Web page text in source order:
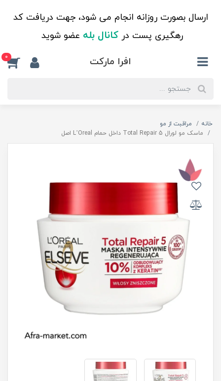
ارسال بصورت روزانه انجام می شود، جهت دریافت کد
رهگیری پست درکانال بله عضو شوید
افرا مارکت 0
خانه
مراقبت از مو
ماسک مو لورال Total Repair 5 داخل حمام L’Oreal اصل